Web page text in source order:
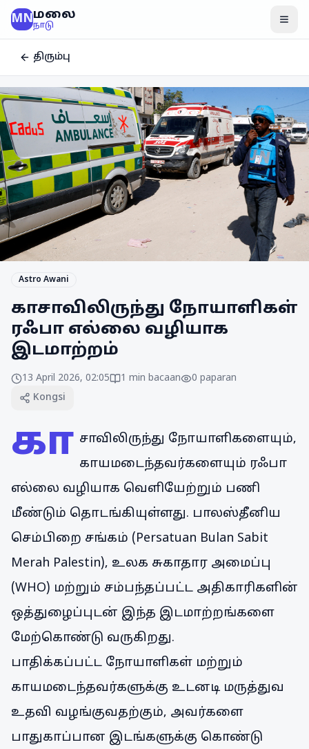
MNமலை
நாடு
திரும்பு
Astro Awani
காசாவிலிருந்து நோயாளிகள்
ரஃபா எல்லை வழியாக
இடமாற்றம்
13 April 2026, 02:05 1 min bacaan 0 paparan
Kongsi
கா சாவிலிருந்து நோயாளிகளையும்,
காயமடைந்தவர்களையும் ரஃபா
எல்லை வழியாக வெளியேற்றும் பணி
மீண்டும் தொடங்கியுள்ளது. பாலஸ்தீனிய
செம்பிறை சங்கம் (Persatuan Bulan Sabit
Merah Palestin), உலக சுகாதார அமைப்பு
(WHO) மற்றும் சம்பந்தப்பட்ட அதிகாரிகளின்
ஒத்துழைப்புடன் இந்த இடமாற்றங்களை
மேற்கொண்டு வருகிறது.
பாதிக்கப்பட்ட நோயாளிகள் மற்றும்
காயமடைந்தவர்களுக்கு உடனடி மருத்துவ
உதவி வழங்குவதற்கும், அவர்களை
பாதுகாப்பான இடங்களுக்கு கொண்டு